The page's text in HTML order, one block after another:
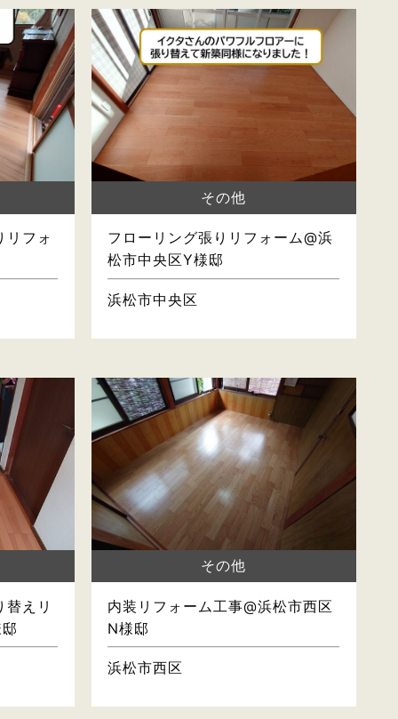
リフォ
その他
フローリング張りリフォーム@浜
松市中央区Y様邸
浜松市中央区
えリ
その他
内装リフォーム工事@浜松市西区
N様邸
浜松市西区